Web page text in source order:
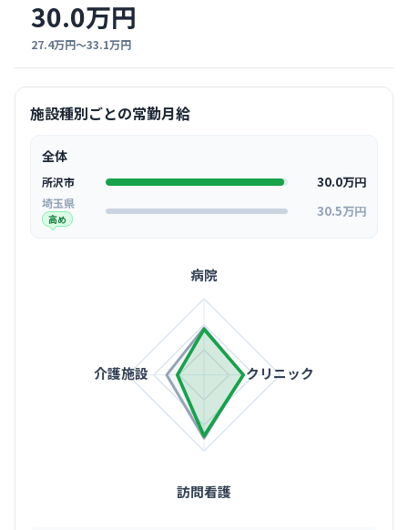
30.0万円
27.4万円〜33.1万円
施設種別ごとの常勤月給
全体
所沢市 30.0万円
埼玉県
高め 30.5万円
病院
クリニック
訪問看護
介護施設